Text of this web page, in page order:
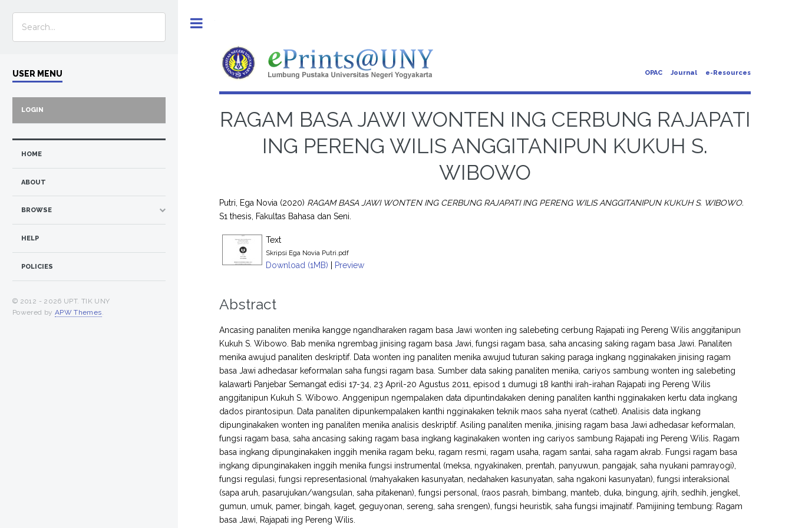
OPAC Journal e-Resources
RAGAM BASA JAWI WONTEN ING CERBUNG RAJAPATI
ING PERENG WILIS ANGGITANIPUN KUKUH S.
WIBOWO
Putri, Ega Novia (2020) RAGAM BASA JAWI WONTEN ING CERBUNG RAJAPATI ING PERENG WILIS ANGGITANIPUN KUKUH S. WIBOWO.
S1 thesis, Fakultas Bahasa dan Seni.
Text
Skripsi Ega Novia Putri.pdf
Download (1MB) | Preview
Abstract
Ancasing panaliten menika kangge ngandharaken ragam basa Jawi wonten ing salebeting cerbung Rajapati ing Pereng Wilis anggitanipun
Kukuh S. Wibowo. Bab menika ngrembag jinising ragam basa Jawi, fungsi ragam basa, saha ancasing saking ragam basa Jawi. Panaliten
menika awujud panaliten deskriptif. Data wonten ing panaliten menika awujud tuturan saking paraga ingkang ngginakaken jinising ragam
basa Jawi adhedasar keformalan saha fungsi ragam basa. Sumber data saking panaliten menika, cariyos sambung wonten ing salebeting
kalawarti Panjebar Semangat edisi 17-34, 23 April-20 Agustus 2011, episod 1 dumugi 18 kanthi irah-irahan Rajapati ing Pereng Wilis
anggitanipun Kukuh S. Wibowo. Anggenipun ngempalaken data dipuntindakaken dening panaliten kanthi ngginakaken kertu data ingkang
dados pirantosipun. Data panaliten dipunkempalaken kanthi ngginakaken teknik maos saha nyerat (cathet). Analisis data ingkang
dipunginakaken wonten ing panaliten menika analisis deskriptif. Asiling panaliten menika, jinising ragam basa Jawi adhedasar keformalan,
fungsi ragam basa, saha ancasing saking ragam basa ingkang kaginakaken wonten ing cariyos sambung Rajapati ing Pereng Wilis. Ragam
basa ingkang dipunginakaken inggih menika ragam beku, ragam resmi, ragam usaha, ragam santai, saha ragam akrab. Fungsi ragam basa
ingkang dipunginakaken inggih menika fungsi instrumental (meksa, ngyakinaken, prentah, panyuwun, pangajak, saha nyukani pamrayogi),
fungsi regulasi, fungsi representasional (mahyakaken kasunyatan, nedahaken kasunyatan, saha ngakoni kasunyatan), fungsi interaksional
(sapa aruh, pasarujukan/wangsulan, saha pitakenan), fungsi personal, (raos pasrah, bimbang, manteb, duka, bingung, ajrih, sedhih, jengkel,
gumun, umuk, pamer, bingah, kaget, geguyonan, sereng, saha srengen), fungsi heuristik, saha fungsi imajinatif. Pamijining tembung: Ragam
basa Jawi, Rajapati ing Pereng Wilis.
USER MENU
LOGIN
HOME
ABOUT
BROWSE
HELP
POLICIES
© 2012 - 2026 UPT. TIK UNY
Powered by APW Themes